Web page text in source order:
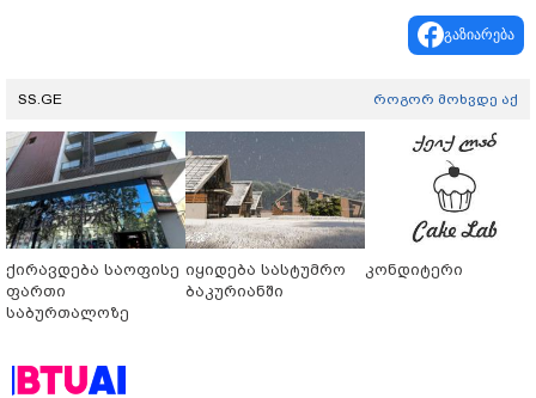
გაზიარება
SS.GE როგორ მოხვდე აქ
ქირავდება საოფისე
ფართი
საბურთალოზე
იყიდება სასტუმრო
ბაკურიანში
კონდიტერი